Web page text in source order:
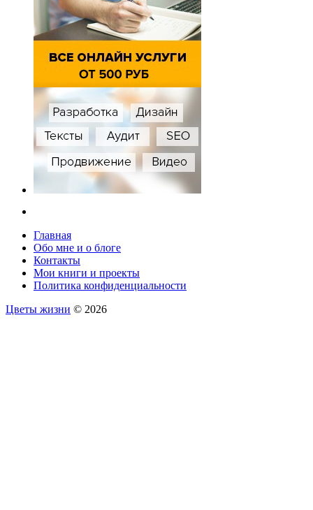
Главная
Обо мне и о блоге
Контакты
Мои книги и проекты
Политика конфиденциальности
Цветы жизни © 2026